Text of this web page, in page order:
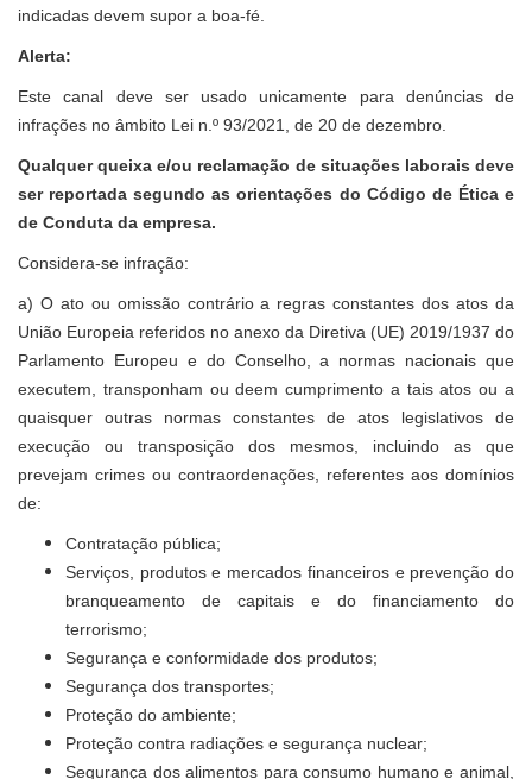
indicadas devem supor a boa-fé.
Alerta:
Este canal deve ser usado unicamente para denúncias de
infrações no âmbito Lei n.º 93/2021, de 20 de dezembro.
Qualquer queixa e/ou reclamação de situações laborais deve
ser reportada segundo as orientações do Código de Ética e
de Conduta da empresa.
Considera-se infração:
a) O ato ou omissão contrário a regras constantes dos atos da
União Europeia referidos no anexo da Diretiva (UE) 2019/1937 do
Parlamento Europeu e do Conselho, a normas nacionais que
executem, transponham ou deem cumprimento a tais atos ou a
quaisquer outras normas constantes de atos legislativos de
execução ou transposição dos mesmos, incluindo as que
prevejam crimes ou contraordenações, referentes aos domínios
de:
Contratação pública;
Serviços, produtos e mercados financeiros e prevenção do
branqueamento de capitais e do financiamento do
terrorismo;
Segurança e conformidade dos produtos;
Segurança dos transportes;
Proteção do ambiente;
Proteção contra radiações e segurança nuclear;
Segurança dos alimentos para consumo humano e animal,